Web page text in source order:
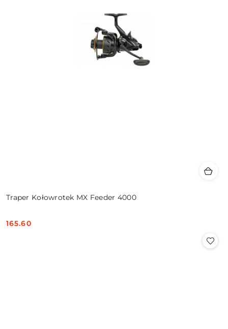
Traper Kołowrotek MX Feeder 4000
Cena:
165.60